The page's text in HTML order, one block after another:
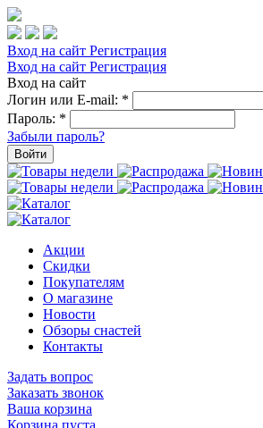
Вход на сайт Регистрация
Вход на сайт Регистрация
Вход на сайт
Логин или E-mail: *
Пароль: *
Забыли пароль?
Войти
Акции
Скидки
Покупателям
О магазине
Новости
Обзоры снастей
Контакты
Задать вопрос
Заказать звонок
Ваша корзина
Корзина пуста